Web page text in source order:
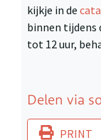
kijkje in de
binnen tijdens
tot 12 uur,
Delen via
PRINT